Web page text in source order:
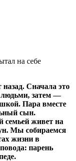
Сначала это
людьми, затем —
Пара вместе
сын.
семьей живет на
Мы собираемся
жизни в
парень